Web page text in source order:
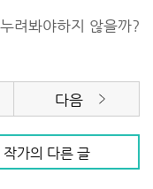
려봐야하지 않을까?
다음
작가의 다른 글